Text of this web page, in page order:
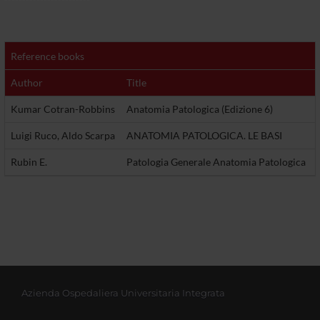
Reference books
Author Title
Kumar Cotran-Robbins Anatomia Patologica (Edizione 6)
Luigi Ruco, Aldo Scarpa ANATOMIA PATOLOGICA. LE BASI
Rubin E. Patologia Generale Anatomia Patologica
Azienda Ospedaliera Universitaria Integrata